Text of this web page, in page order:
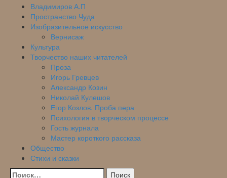
Владимиров А.П
Пространство Чуда
Изобразительное искусство
Вернисаж
Культура
Творчество наших читателей
Проза
Игорь Гревцев
Александр Козин
Николай Кулешов
Егор Козлов. Проба пера
Психология в творческом процессе
Гость журнала
Мастер короткого рассказа
Общество
Стихи и сказки
Найти: